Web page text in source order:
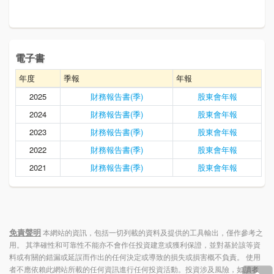
電子書
年度 季報
年報
2025
財務報告書(季)
股東會年報
2024
財務報告書(季)
股東會年報
2023
財務報告書(季)
股東會年報
2022
財務報告書(季)
股東會年報
2021
財務報告書(季) 股東會年報
免責聲明本網站的資訊，包括一切列載的資料及提供的工具輸出，僅作參考之
用。 其準確性和可靠性不能亦不會作任投資建意或獲利保證，並對基於該等資
料或有關的錯漏或延誤而作出的任何決定或導致的損失或損害概不負責。 使用
者不應依賴此網站所載的任何資訊進行任何投資活動。投資涉及風險，如讀者